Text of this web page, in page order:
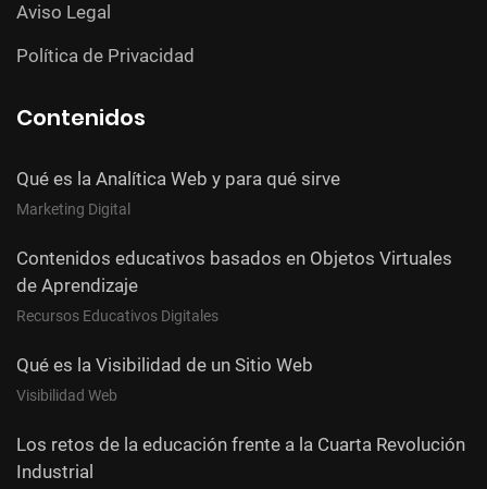
Aviso Legal
Política de Privacidad
Contenidos
Qué es la Analítica Web y para qué sirve
Marketing Digital
Contenidos educativos basados en Objetos Virtuales
de Aprendizaje
Recursos Educativos Digitales
Qué es la Visibilidad de un Sitio Web
Visibilidad Web
Los retos de la educación frente a la Cuarta Revolución
Industrial